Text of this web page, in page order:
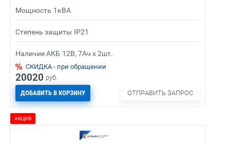
Мощность 1кВА
Степень защиты IP21
Наличие АКБ 12В, 7Ач х 2шт.
СКИДКА - при обращении
20020 руб.
ДОБАВИТЬ В КОРЗИНУ ОТПРАВИТЬ ЗАПРОС
АКЦИЯ